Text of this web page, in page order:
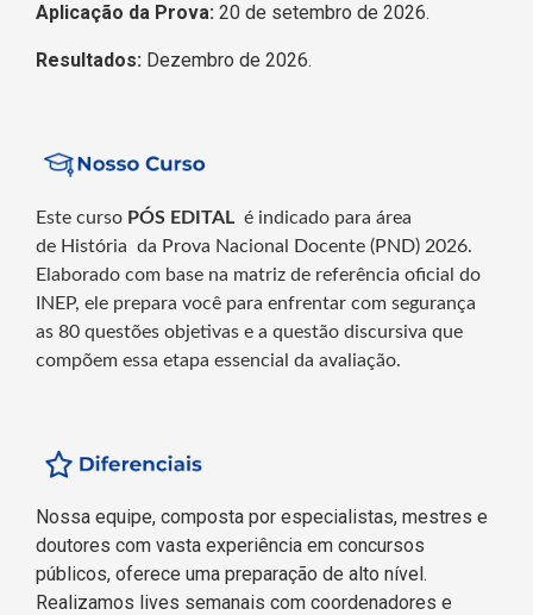
Aplicação da Prova: 20 de setembro de 2026.
Resultados: Dezembro de 2026.
Este curso PÓS EDITAL é indicado para área
de História da Prova Nacional Docente (PND) 2026.
Elaborado com base na matriz de referência oficial do
INEP, ele prepara você para enfrentar com segurança
as 80 questões objetivas e a questão discursiva que
compõem essa etapa essencial da avaliação.
Nossa equipe, composta por especialistas, mestres e
doutores com vasta experiência em concursos
públicos, oferece uma preparação de alto nível.
Realizamos lives semanais com coordenadores e